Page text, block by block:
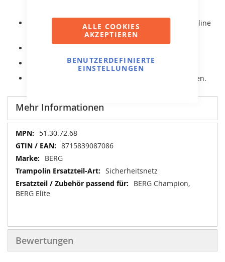
ALLE COOKIES
AKZEPTIEREN
BENUTZERDEFINIERTE
EINSTELLUNGEN
Passend für BERG Champion und Elite 330 Trampoline
Ersatz-Sicherheitsnetz Deluxe.
Es handelt sich lediglich um das Netz, ohne Stangen.
Mehr Informationen
Mehr
Informationen
51.30.72.68
8715839087086
BERG
Sicherheitsnetz
BERG Champion,
BERG Elite
Bewertungen